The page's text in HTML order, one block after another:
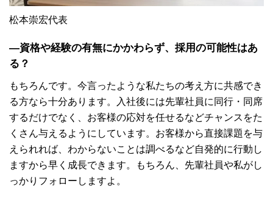
松本崇宏代表
―資格や経験の有無にかかわらず、採用の可能性はあ
る？
もちろんです。今言ったような私たちの考え方に共感でき
る方なら十分あります。入社後には先輩社員に同行・同席
するだけでなく、お客様の応対を任せるなどチャンスをた
くさん与えるようにしています。お客様から直接課題を与
えられれば、わからないことは調べるなど自発的に行動し
ますから早く成長できます。もちろん、先輩社員や私がし
っかりフォローしますよ。